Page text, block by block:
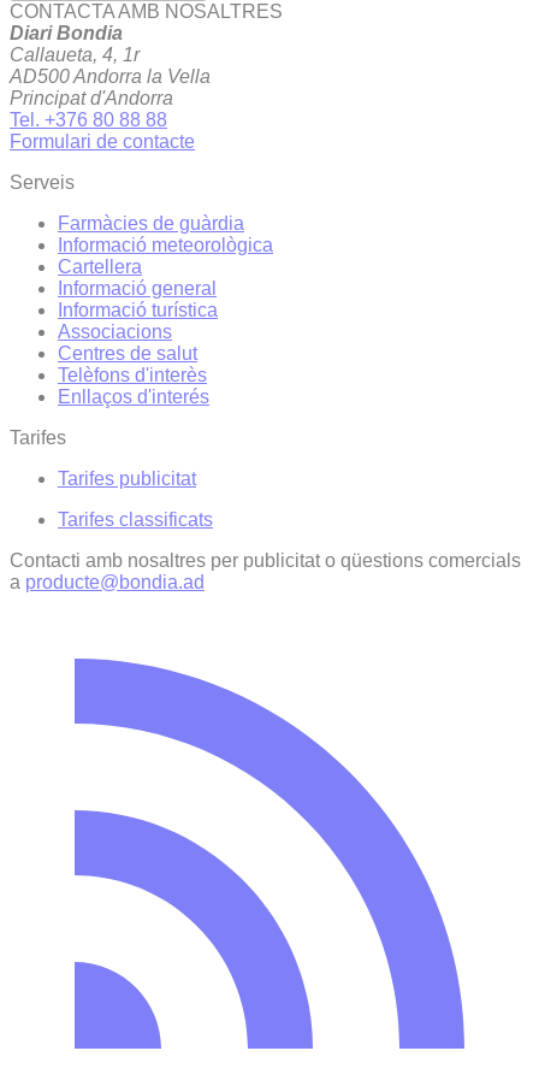
CONTACTA AMB NOSALTRES
Diari Bondia
Callaueta, 4, 1r
AD500 Andorra la Vella
Principat d'Andorra
Tel. +376 80 88 88
Formulari de contacte
Serveis
Farmàcies de guàrdia
Informació meteorològica
Cartellera
Informació general
Informació turística
Associacions
Centres de salut
Telèfons d'interès
Enllaços d'interés
Tarifes
Tarifes publicitat
Tarifes classificats
Contacti amb nosaltres per publicitat o qüestions comercials
a producte@bondia.ad